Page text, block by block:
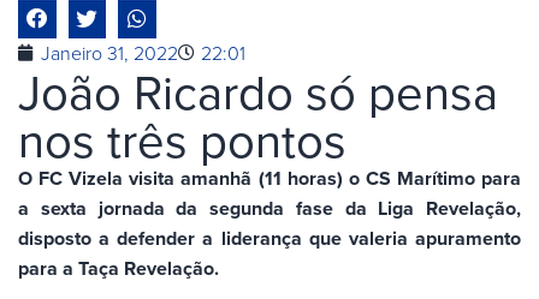
Janeiro 31, 2022 22:01
João Ricardo só pensa
nos três pontos
O FC Vizela visita amanhã (11 horas) o CS Marítimo para
a sexta jornada da segunda fase da Liga Revelação,
disposto a defender a liderança que valeria apuramento
para a Taça Revelação.